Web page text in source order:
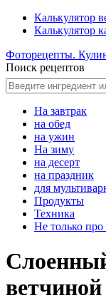
Калькулятор
Калькулятор
Фоторецепты.
Поиск рецептов
На завтрак
на обед
на ужин
На зиму
на десерт
на праздник
для
Продукты
Техника
Не только про